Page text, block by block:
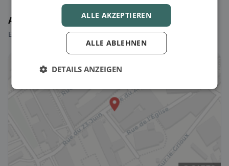
Ausgewählte Restaurants
Ein paar Picks, um sofort loszulegen.
ALLE AKZEPTIEREN
ALLE ABLEHNEN
DETAILS ANZEIGEN